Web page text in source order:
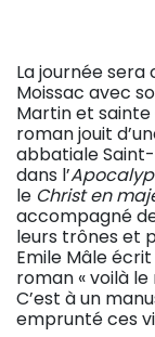
La journée sera
Moissac avec
Martin et sainte
roman jouit
abbatiale Saint-
dans l’
le Christ en
accompagné
leurs trônes et
Emile Mâle
roman « voilà
C’est à un
emprunté ces